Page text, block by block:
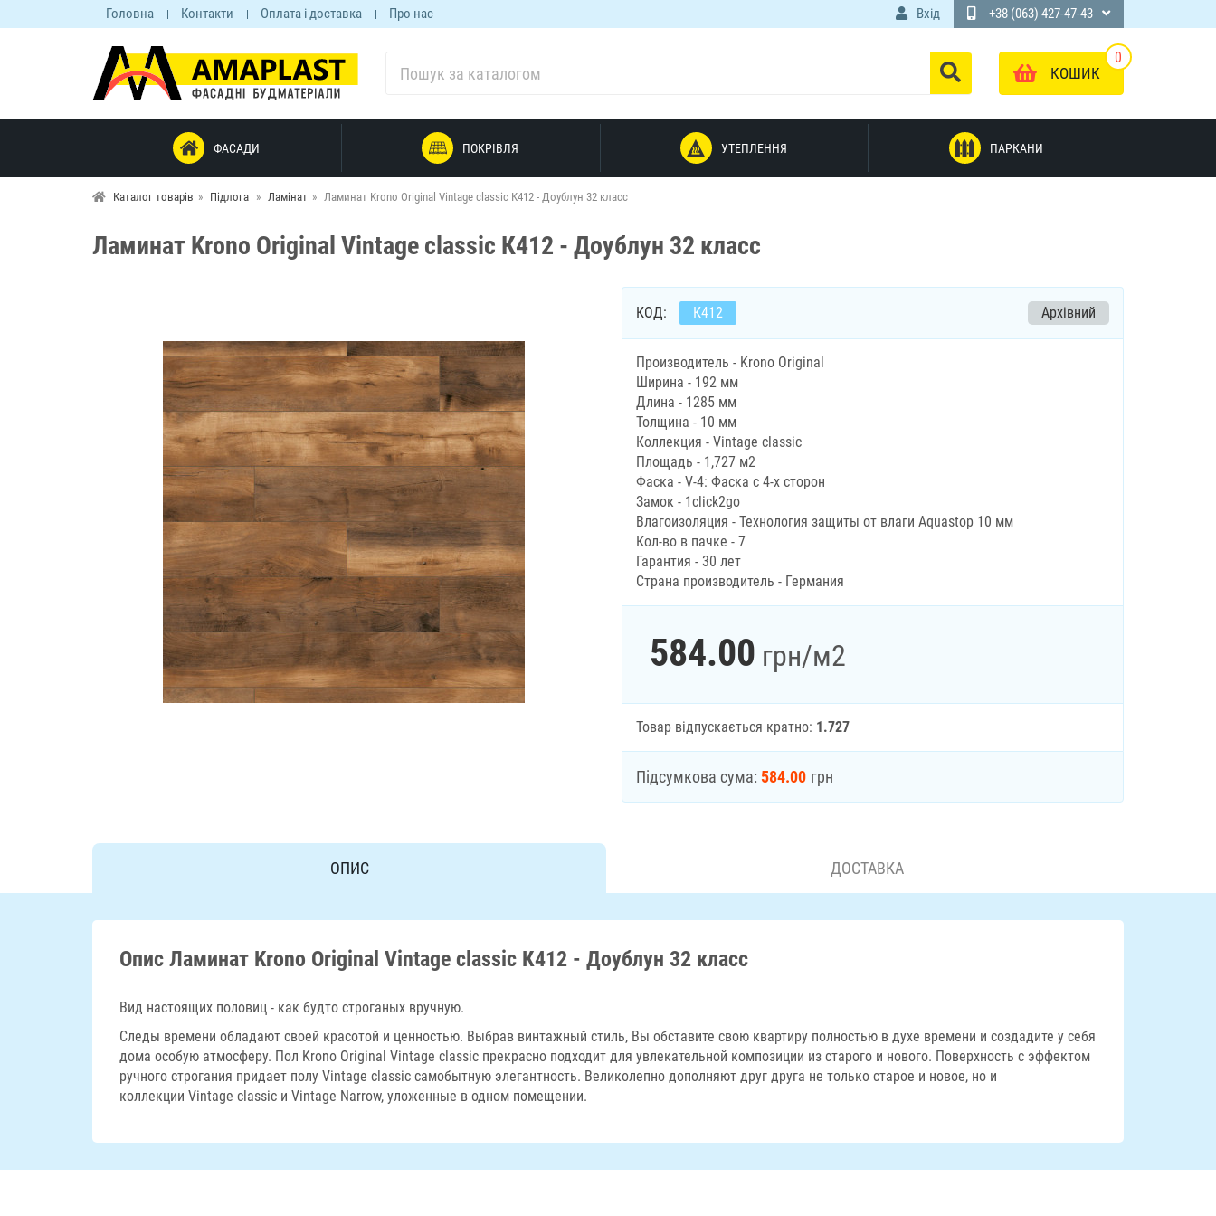
Головна Контакти Оплата і доставка Про нас Вхід +38 (063) 427-47-43
0
КОШИК
ФАСАДИ ПОКРІВЛЯ УТЕПЛЕННЯ ПАРКАНИ
Каталог товарів Підлога Ламінат Ламинат Krono Original Vintage classic К412 - Доублун 32 класс
Ламинат Krono Original Vintage classic К412 - Доублун 32 класс
КОД: К412 Архівний
Производитель - Krono Original
Ширина - 192 мм
Длина - 1285 мм
Толщина - 10 мм
Коллекция - Vintage classic
Площадь - 1,727 м2
Фаска - V-4: Фаска с 4-х сторон
Замок - 1click2go
Влагоизоляция - Технология защиты от влаги Aquastop 10 мм
Кол-во в пачке - 7
Гарантия - 30 лет
Страна производитель - Германия
584.00 грн/м2
Товар відпускається кратно: 1.727
Підсумкова сума: 584.00 грн
ОПИС ДОСТАВКА
Опис Ламинат Krono Original Vintage classic К412 - Доублун 32 класс
Вид настоящих половиц - как будто строганых вручную.
Следы времени обладают своей красотой и ценностью. Выбрав винтажный стиль, Вы обставите свою квартиру полностью в духе времени и создадите у себя
дома особую атмосферу. Пол Krono Original Vintage classic прекрасно подходит для увлекательной композиции из старого и нового. Поверхность с эффектом
ручного строгания придает полу Vintage classic самобытную элегантность. Великолепно дополняют друг друга не только старое и новое, но и
коллекции Vintage classic и Vintage Narrow, уложенные в одном помещении.